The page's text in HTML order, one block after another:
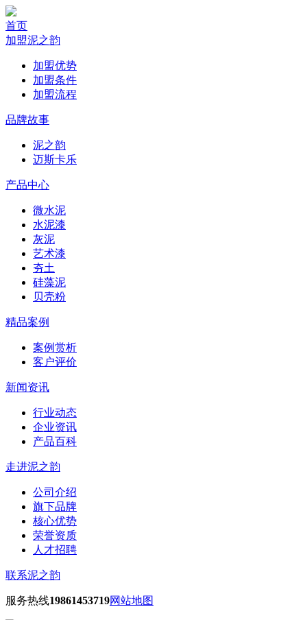
首页
加盟泥之韵
加盟优势
加盟条件
加盟流程
品牌故事
泥之韵
迈斯卡乐
产品中心
微水泥
水泥漆
灰泥
艺术漆
夯土
硅藻泥
贝壳粉
精品案例
案例赏析
客户评价
新闻资讯
行业动态
企业资讯
产品百科
走进泥之韵
公司介绍
旗下品牌
核心优势
荣誉资质
人才招聘
联系泥之韵
服务热线19861453719网站地图